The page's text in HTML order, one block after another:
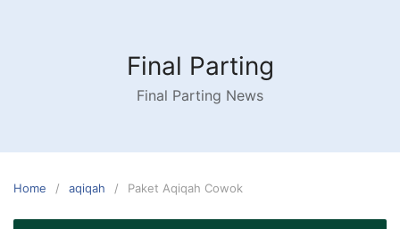
Final Parting
Final Parting News
Home aqiqah Paket Aqiqah Cowok